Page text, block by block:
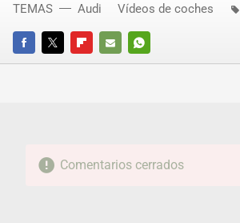
FACEBOOKTWITTERFLIPBOARD
E-
WHATSAPP
TEMAS Audi Vídeos de coches
Comentarios cerrados